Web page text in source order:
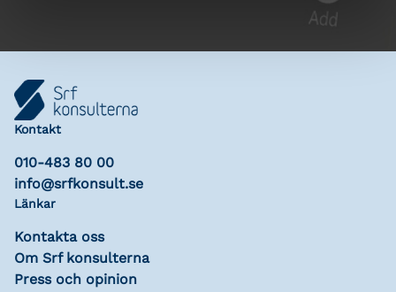
Kontakt
010-483 80 00
info@srfkonsult.se
Länkar
Kontakta oss
Om Srf konsulterna
Press och opinion